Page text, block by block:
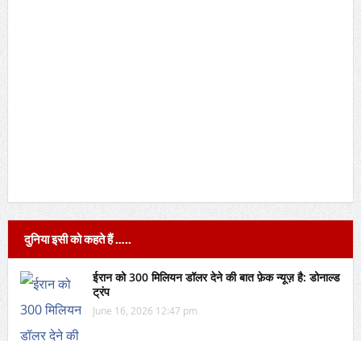
दुनिया इसी को कहते हैं …..
ईरान को 300 मिलियन डॉलर देने की बात फ़ेक न्यूज़ है: डोनाल्ड
ट्रंप
June 16, 2026 12:47 pm